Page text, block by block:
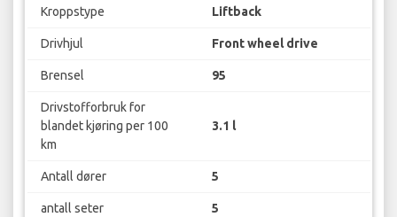
Kroppstype Liftback
Drivhjul Front wheel drive
Brensel 95
Drivstofforbruk for
blandet kjøring per 100
km
3.1 l
Antall dører 5
antall seter 5